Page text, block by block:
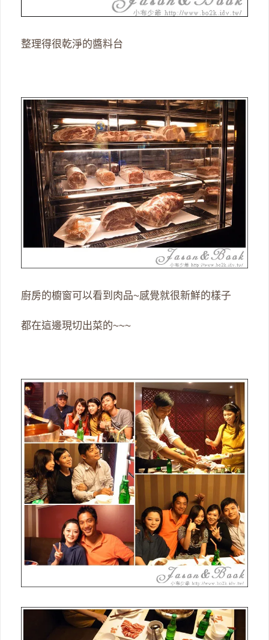
整理得很乾淨的醬料台
廚房的櫥窗可以看到肉品~感覺就很新鮮的樣子
都在這邊現切出菜的~~~